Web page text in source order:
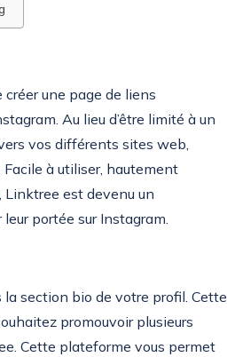
une page de liens
Au lieu d’être limité à un
vos différents sites web,
à utiliser, hautement
est devenu un
portée sur Instagram.
la section bio de votre profil. Cette
promouvoir plusieurs
Cette plateforme vous permet